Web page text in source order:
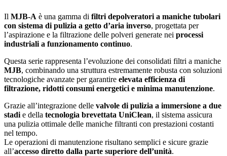
Il MJB-A è una gamma di filtri depolveratori a maniche tubolari
con sistema di pulizia a getto d’aria inverso, progettata per
l’aspirazione e la filtrazione delle polveri generate nei processi
industriali a funzionamento continuo.
Questa serie rappresenta l’evoluzione dei consolidati filtri a maniche
MJB, combinando una struttura estremamente robusta con soluzioni
tecnologiche avanzate per garantire elevata efficienza di
filtrazione, ridotti consumi energetici e minima manutenzione.
Grazie all’integrazione delle valvole di pulizia a immersione a due
stadi e della tecnologia brevettata UniClean, il sistema assicura
una pulizia ottimale delle maniche filtranti con prestazioni costanti
nel tempo.
Le operazioni di manutenzione risultano semplici e sicure grazie
all’accesso diretto dalla parte superiore dell’unità.